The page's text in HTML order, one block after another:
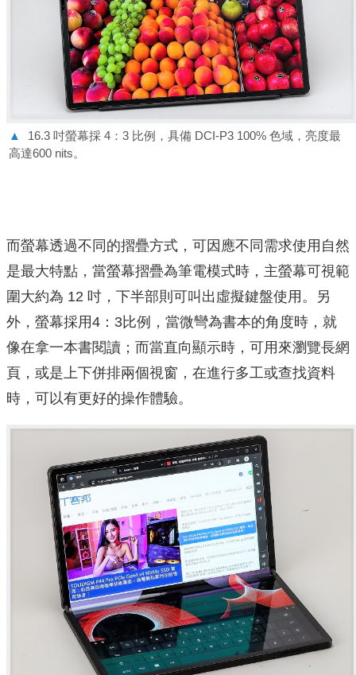
▲
16.3 吋螢幕採 4：3 比例，具備 DCI-P3 100% 色域，亮度最
高達600 nits。
而螢幕透過不同的摺疊方式，可因應不同需求使用自然
是最大特點，當螢幕摺疊為筆電模式時，主螢幕可視範
圍大約為 12 吋，下半部則可叫出虛擬鍵盤使用。另
外，螢幕採用4：3比例，當微彎為書本的角度時，就
像在拿一本書閱讀；而當直向顯示時，可用來瀏覽長網
頁，或是上下併排兩個視窗，在進行多工或查找資料
時，可以有更好的操作體驗。